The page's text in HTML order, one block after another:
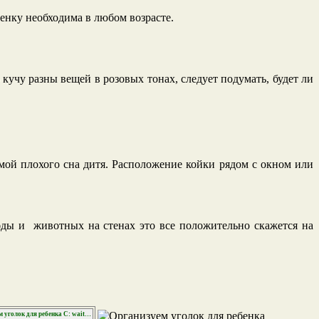
необходима в любом возрасте.
разны вещей в розовых тонах, следует подумать, будет ли
плохого сна дитя. Расположение койки рядом с окном или
и животных на стенах это все положительно скажется на
C: wait…